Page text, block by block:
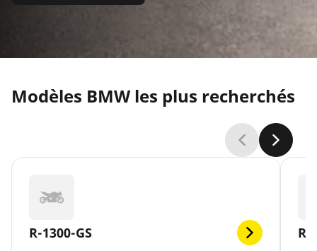
Modèles BMW les plus recherchés
R-1300-GS R-